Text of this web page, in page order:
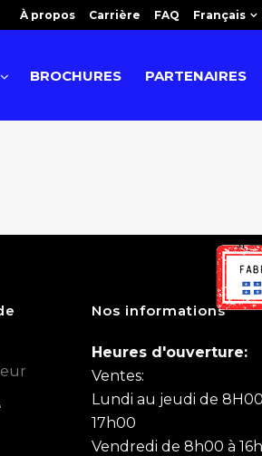
À propos Carrière FAQ Français
BROCHURES PARTENAIRES
Nos informations
Heures d'ouverture:
Ventes:
Lundi au jeudi de
17h00
Vendredi de 8h00 à